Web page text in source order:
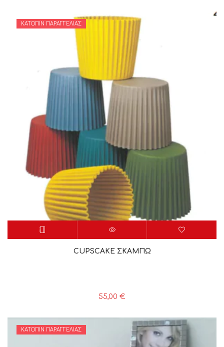
ΚΑΤΌΠΙΝ ΠΑΡΑΓΓΕΛΊΑΣ
CUPSCAKE ΣΚΑΜΠΩ
55,00 €
ΚΑΤΌΠΙΝ ΠΑΡΑΓΓΕΛΊΑΣ